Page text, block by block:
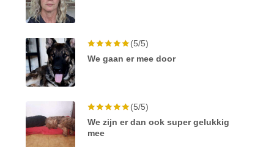
(5/5)
We gaan er mee door
(5/5)
We zijn er dan ook super gelukkig
mee